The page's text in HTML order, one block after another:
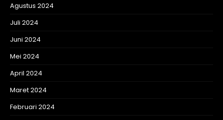
Agustus 2024
Juli 2024
Juni 2024
Mei 2024
April 2024
Maret 2024
Februari 2024